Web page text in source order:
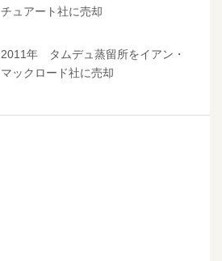
チュアート社に売却
2011年 タムデュ蒸留所をイアン・
マックロード社に売却